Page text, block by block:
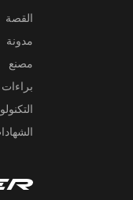
القصة
مدونة
مصنع
براءات